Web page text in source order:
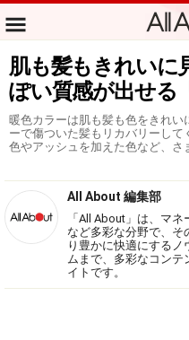
肌も髪もきれいに
ぽい質感が出せる
暖色カラーは肌も髪も色をきれい
ーで傷ついた髪もリカバリーし
色やアッシュを加えた色など、さ
All About 編集部
「All About」は、マ
など多彩な分野で、そ
り豊かに快適にするノ
ムまで、多彩なコンテ
イトです。